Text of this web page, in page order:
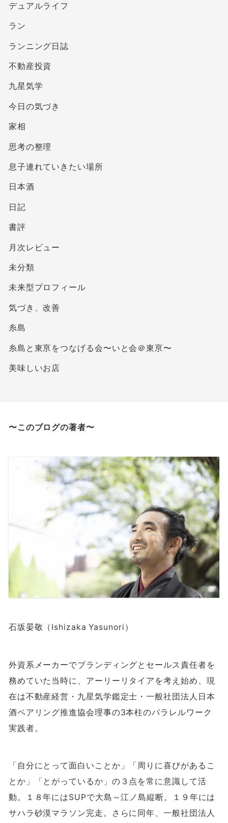
デュアルライフ
ラン
ランニング日誌
不動産投資
九星気学
今日の気づき
家相
思考の整理
息子連れていきたい場所
日本酒
日記
書評
月次レビュー
未分類
未来型プロフィール
気づき、改善
糸島
糸島と東亰をつなげる会〜いと会＠東亰〜
美味しいお店
〜このブログの著者〜
石坂晏敬（Ishizaka Yasunori）
外資系メーカーでブランディングとセールス責任者を
務めていた当時に、アーリーリタイアを考え始め、現
在は不動産経営・九星気学鑑定士・一般社団法人日本
酒ペアリング推進協会理事の3本柱のパラレルワーク
実践者。
「自分にとって面白いことか」「周りに喜びがあるこ
とか」「とがっているか」の３点を常に意識して活
動。１８年にはSUPで大島～江ノ島縦断。１９年には
サハラ砂漠マラソン完走。さらに同年、一般社団法人